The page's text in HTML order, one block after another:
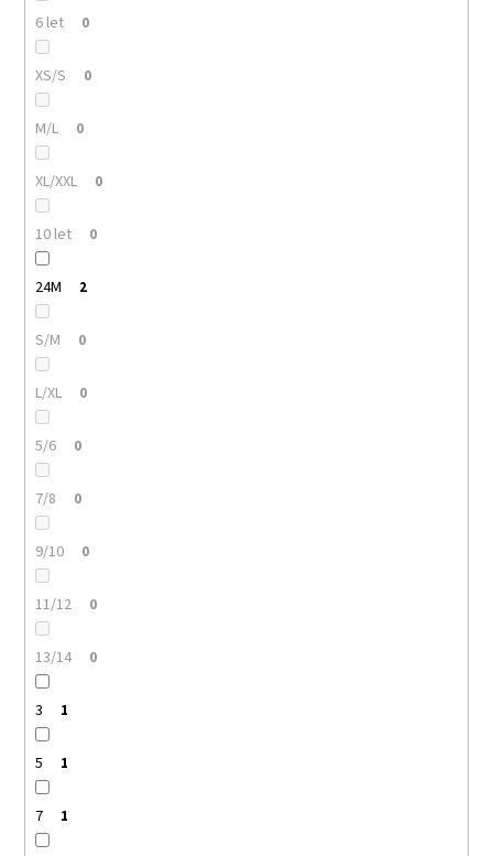
6 let 0
XS/S 0
M/L 0
XL/XXL 0
10 let 0
24M 2
S/M 0
L/XL 0
5/6 0
7/8 0
9/10 0
11/12 0
13/14 0
3 1
5 1
7 1